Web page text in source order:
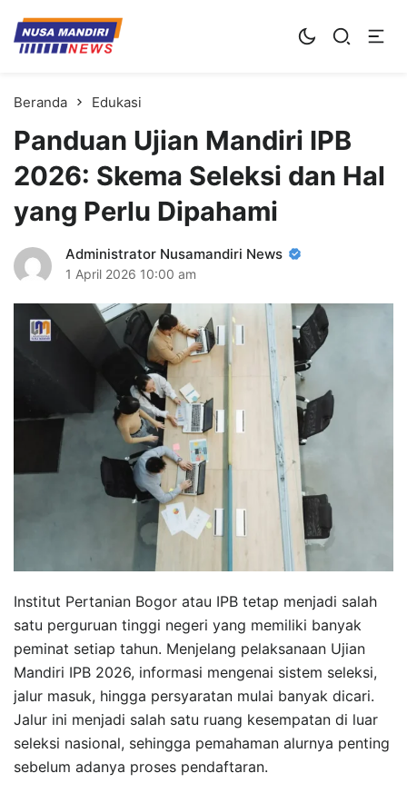
Kampus Digital Bisnis
Universitas Nusa Mandiri
Beranda Edukasi
Panduan Ujian Mandiri IPB
2026: Skema Seleksi dan Hal
yang Perlu Dipahami
Administrator Nusamandiri News
1 April 2026 10:00 am
Institut Pertanian Bogor atau IPB tetap menjadi salah
satu perguruan tinggi negeri yang memiliki banyak
peminat setiap tahun. Menjelang pelaksanaan Ujian
Mandiri IPB 2026, informasi mengenai sistem seleksi,
jalur masuk, hingga persyaratan mulai banyak dicari.
Jalur ini menjadi salah satu ruang kesempatan di luar
seleksi nasional, sehingga pemahaman alurnya penting
sebelum adanya proses pendaftaran.